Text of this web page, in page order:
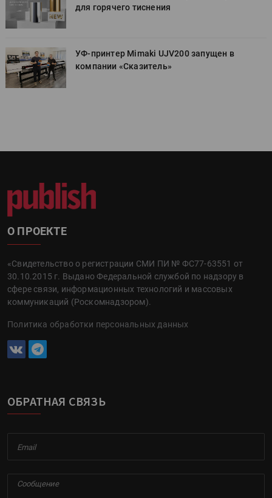
для горячего тиснения
УФ-принтер Mimaki UJV200 запущен в
компании «Сказитель»
О ПРОЕКТЕ
«Свидетельство о регистрации СМИ ПИ № ФС77-63551 от
30.10.2015 г. Выдано Федеральной службой по надзору в
сфере связи, информационных технологий и массовых
коммуникаций (Роскомнадзором).
Политика обработки персональных данных
ОБРАТНАЯ СВЯЗЬ